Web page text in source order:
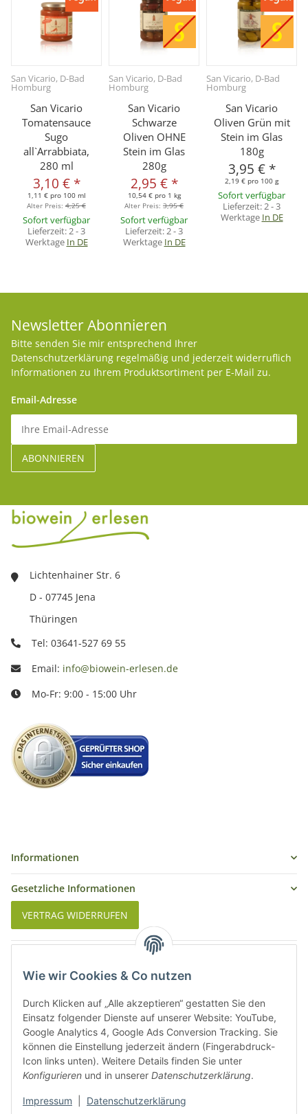
Wie wir Cookies & Co nutzen
Durch Klicken auf „Alle akzeptieren“ gestatten Sie den
Einsatz folgender Dienste auf unserer Website: YouTube,
Google Analytics 4, Google Ads Conversion Tracking. Sie
können die Einstellung jederzeit ändern (Fingerabdruck-
Icon links unten). Weitere Details finden Sie unter
Konfigurieren und in unserer Datenschutzerklärung.
Impressum Datenschutzerklärung
San Vicario, D-Bad
Homburg
San Vicario
Tomatensauce
Sugo
all`Arrabbiata,
280 ml
3,10 € *
1,11 € pro 100 ml
Alter Preis: 4,25 €
Sofort verfügbar
Lieferzeit:2 - 3
Werktage In DE
San Vicario, D-Bad
Homburg
San Vicario
Schwarze
Oliven OHNE
Stein im Glas
280g
2,95 € *
10,54 € pro 1 kg
Alter Preis: 3,95 €
Sofort verfügbar
Lieferzeit:2 - 3
Werktage In DE
San Vicario, D-Bad
Homburg
San Vicario
Oliven Grün mit
Stein im Glas
180g
3,95 € *
2,19 € pro 100 g
Sofort verfügbar
Lieferzeit:2 - 3
Werktage In DE
Newsletter Abonnieren
Bitte senden Sie mir entsprechend Ihrer
Datenschutzerklärung regelmäßig und jederzeit widerruflich
Informationen zu Ihrem Produktsortiment per E-Mail zu.
Email-Adresse
Lichtenhainer Str. 6
D - 07745 Jena
Thüringen
Tel: 03641-527 69 55
Email: info@biowein-erlesen.de
Mo-Fr: 9:00 - 15:00 Uhr
Informationen
Gesetzliche Informationen
VERTRAG WIDERRUFEN
Weinbauregionen und Weinbaugebiete in Österreich
Weiße Rebsorten
Rote Rebsorten